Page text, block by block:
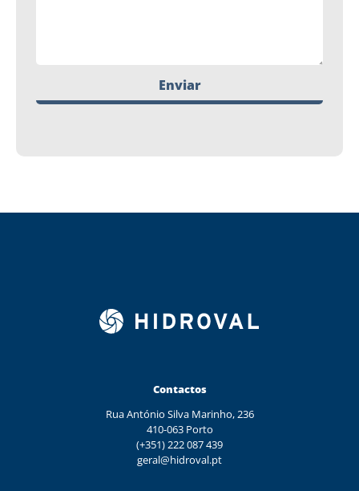
Enviar
Contactos
Rua António Silva Marinho, 236
410-063 Porto
(+351) 222 087 439
geral@hidroval.pt